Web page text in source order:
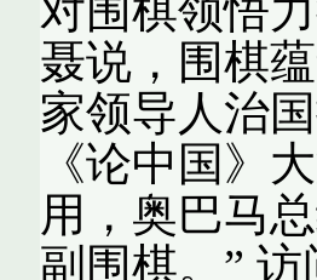
对围棋领悟
聂说，围棋
家领导人治
《论中国》
用，奥巴马
副围棋。”